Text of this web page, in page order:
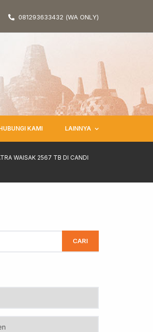
081293633432 (WA ONLY)
KAMI LAINNYA
WAISAK 2567 TB DI CANDI
CARI